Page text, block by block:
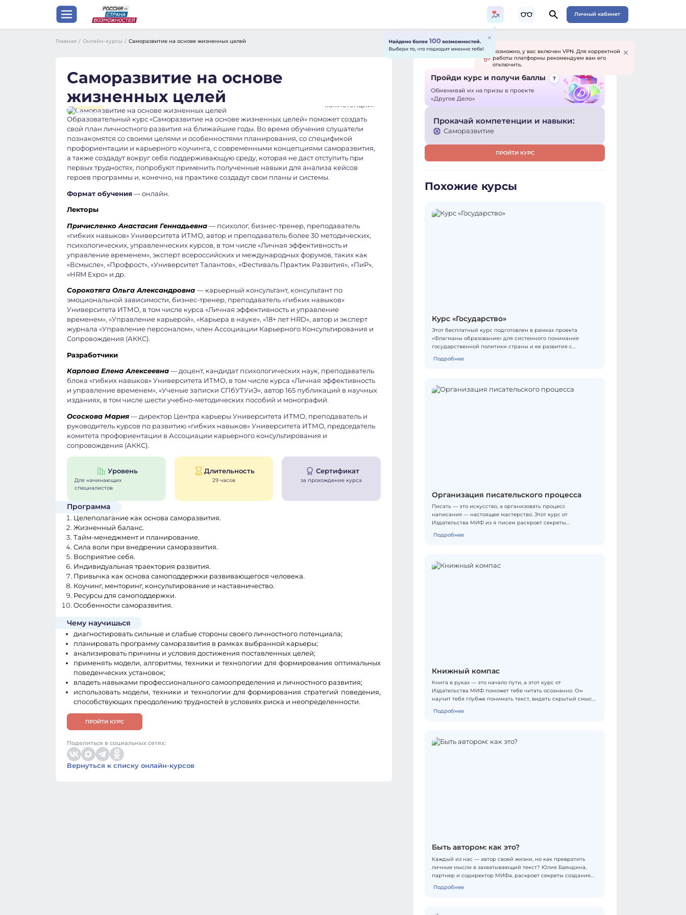
Личный кабинет
Главная / Онлайн-курсы / Саморазвитие на основе жизненных целей
Саморазвитие на основе
жизненных целей
Личность
Психология
ХИТ!
Образовательный курс «Саморазвитие на основе жизненных целей» поможет создать
свой план личностного развития на ближайшие годы. Во время обучения слушатели
познакомятся со своими целями и особенностями планирования, со спецификой
профориентации и карьерного коучинга, с современными концепциями саморазвития,
а также создадут вокруг себя поддерживающую среду, которая не даст отступить при
первых трудностях, попробуют применить полученные навыки для анализа кейсов
героев программы и, конечно, на практике создадут свои планы и системы.
Формат обучения — онлайн.
Лекторы
Причисленко Анастасия Геннадьевна — психолог, бизнес-тренер, преподаватель
«гибких навыков» Университета ИТМО, автор и преподаватель более 30 методических,
психологических, управленческих курсов, в том числе «Личная эффективность и
управление временем», эксперт всероссийских и международных форумов, таких как
«Всмысле», «Профрост», «Университет Талантов», «Фестиваль Практик Развития», «ПиР»,
«HRM Expo» и др.
Сорокотяга Ольга Александровна — карьерный консультант, консультант по
эмоциональной зависимости, бизнес-тренер, преподаватель «гибких навыков»
Университета ИТМО, в том числе курса«Личная эффективность и управление
временем»,«Управление карьерой», «Карьера в науке», «18+ лет HRD», автор и эксперт
журнала «Управление персоналом», член Ассоциации Карьерного Консультирования и
Сопровождения (АККС).
Разработчики
Карпова Елена Алексеевна — доцент, кандидат психологических наук, преподаватель
блока «гибких навыков» Университета ИТМО, в том числе курса «Личная эффективность
и управление временем», «Ученые записки СПбУТУиЭ», автор 165 публикаций в научных
изданиях, в том числе шести учебно-методических пособий и монографий.
Ососкова Мария — директор Центра карьеры Университета ИТМО, преподаватель и
руководитель курсов по развитию «гибких навыков» Университета ИТМО, председатель
комитета профориентации в Ассоциации карьерного консультирования и
сопровождения (АККС).
Уровень
Для начинающих
специалистов
Длительность
29 часов
Сертификат
за прохождение курса
Программа
Целеполагание как основа саморазвития.
Жизненный баланс.
Тайм-менеджмент и планирование.
Сила воли при внедрении саморазвития.
Восприятие себя.
Индивидуальная траектория развития.
Привычка как основа самоподдержки развивающегося человека.
Коучинг, менторинг, консультирование и наставничество.
Ресурсы для самоподдержки.
Особенности саморазвития.
Чему научишься
диагностировать сильные и слабые стороны своего личностного потенциала;
планировать программу саморазвития в рамках выбранной карьеры;
анализировать причины и условия достижения поставленных целей;
применять модели, алгоритмы, техники и технологии для формирования оптимальных
поведенческих установок;
владеть навыками профессионального самоопределения и личностного развития;
использовать модели, техники и технологии для формирования стратегий поведения,
способствующих преодолению трудностей в условиях риска и неопределенности.
ПРОЙТИ КУРС
Поделиться в социальных сетях:
Вернуться к списку онлайн-курсов
Пройди курс и получи баллы
Обменивай их на призы в проекте
«Другое Дело»
?
Прокачай компетенции и навыки:
Саморазвитие
ПРОЙТИ КУРС
Похожие курсы
Курс «Государство»
Этот бесплатный курс подготовлен в рамках проекта
«Флагманы образования» для системного понимания
государственной политики страны и ее развития с
методологически сопряжена с академической
РФ О.П. Колударова, заместитель начальника Управления
Подробнее
Организация писательского процесса
Писать — это искусство, а организовать процесс
написания — настоящее мастерство. Этот курс от
Издательства МИФ из 4 писем раскроет секреты
типичные писательские трудности. Ты познакомишься с
комфортное рабочее пространство и освоишь техники
Подробнее
Книжный компас
Книга в руках — это начало пути, а этот курс от
Издательства МИФ поможет тебе читать осознанно. Он
научит тебя глубже понимать текст, видеть скрытый смысл
сюжет раскроется по-новому. Ты узнаешь, как через
прочитывать главы вдумчиво и даже написать свои
Подробнее
Быть автором: как это?
Каждый из нас — автор своей жизни, но как превратить
личные мысли в захватывающий текст? Юлия Баяндина,
партнер и содиректор МИФа, раскроет секреты создания
писательском деле. Ты погрузишься в атмосферу
Подробнее
Возможно, у вас включен VPN. Для корректной
работы платформы рекомендуем вам его
отключить.